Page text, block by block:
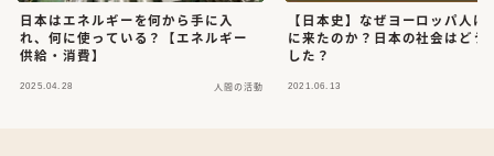
日本はエネルギーを何から手に入
れ、何に使っている？【エネルギー
供給・消費】
2025.04.28 人間の活動
【日本史】なぜヨーロッパ人は
に来たのか？日本の社会はどう
した？
2021.06.13